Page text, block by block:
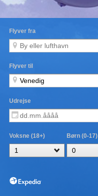
Flyver fra
Flyver til
Udrejse
Voksne (18+) Børn (0-17)